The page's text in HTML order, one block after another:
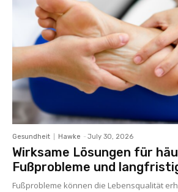
Gesundheit Hawke - July 30, 2026
Wirksame Lösungen für
Fußprobleme und
Fußprobleme können die Lebensqualität